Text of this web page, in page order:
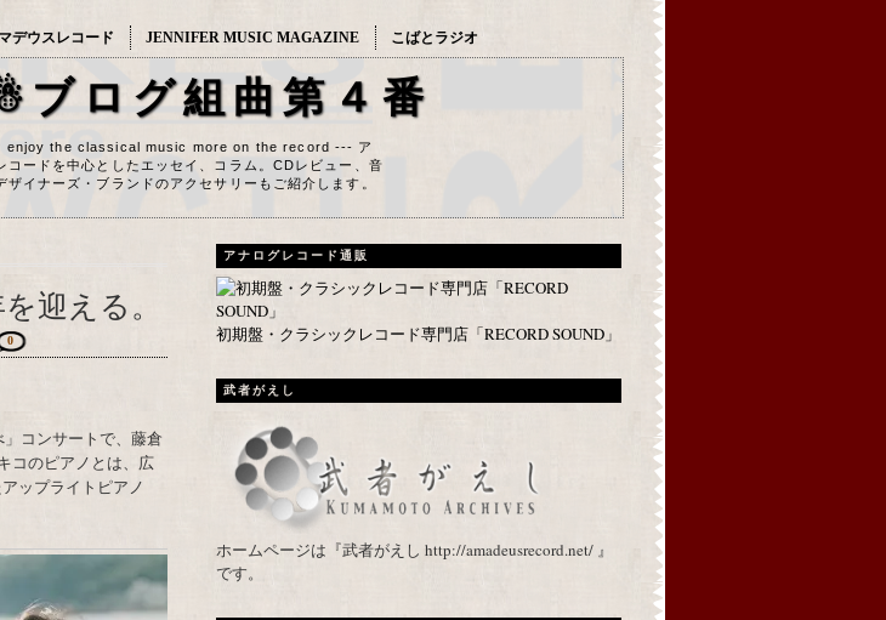
デウスレコード JENNIFER MUSIC MAGAZINE こばとラジオ
ブログ組曲第４番
enjoy the classical music more on the record --- ア
ードを中心としたエッセイ、コラム。CDレビュー、音
イナーズ・ブランドのアクセサリーもご紹介します。
迎える。
0
コンサートで、藤倉
コのピアノとは、広
ップライトピアノ
アナログレコード通販
初期盤・クラシックレコード専門店「RECORD SOUND」
武者がえし
ホームページは『武者がえし http://amadeusrecord.net/ 』
です。